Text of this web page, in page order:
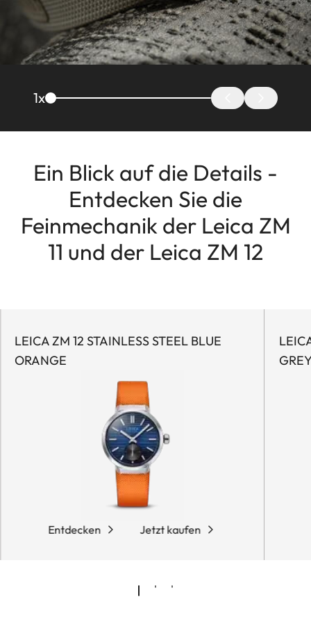
1x
Ein Blick auf die Details -
Entdecken Sie die
Feinmechanik der Leica ZM
11 und der Leica ZM 12
LEICA ZM 12 STAINLESS STEEL BLUE
ORANGE
Entdecken Jetzt kaufen